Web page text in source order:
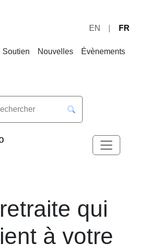
EN FR
Soutien Nouvelles Évènements
qui
à votre